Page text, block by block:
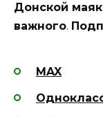
Донской
важного.
MAX